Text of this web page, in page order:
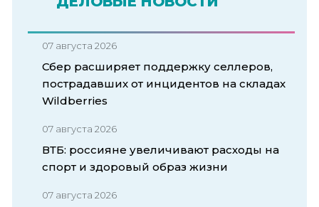
07 августа 2026
Сбер расширяет поддержку селлеров,
пострадавших от инцидентов на складах
Wildberries
07 августа 2026
ВТБ: россияне увеличивают расходы на
спорт и здоровый образ жизни
07 августа 2026